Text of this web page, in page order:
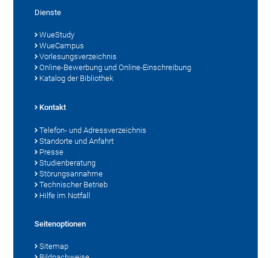
Dienste
WueStudy
WueCampus
Vorlesungsverzeichnis
Online-Bewerbung und Online-Einschreibung
Katalog der Bibliothek
Kontakt
Telefon- und Adressverzeichnis
Standorte und Anfahrt
Presse
Studienberatung
Störungsannahme
Technischer Betrieb
Hilfe im Notfall
Seitenoptionen
Sitemap